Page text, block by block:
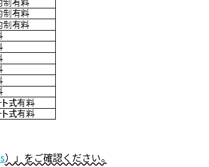
）」をご確認ください。